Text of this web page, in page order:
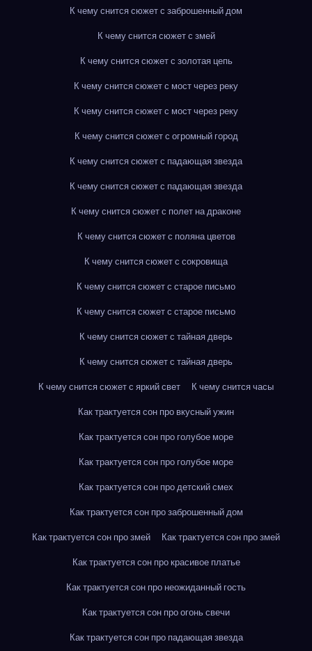
К чему снится сюжет с заброшенный дом
К чему снится сюжет с змей
К чему снится сюжет с золотая цепь
К чему снится сюжет с мост через реку
К чему снится сюжет с мост через реку
К чему снится сюжет с огромный город
К чему снится сюжет с падающая звезда
К чему снится сюжет с падающая звезда
К чему снится сюжет с полет на драконе
К чему снится сюжет с поляна цветов
К чему снится сюжет с сокровища
К чему снится сюжет с старое письмо
К чему снится сюжет с старое письмо
К чему снится сюжет с тайная дверь
К чему снится сюжет с тайная дверь
К чему снится сюжет с яркий свет
К чему снится часы
Как трактуется сон про вкусный ужин
Как трактуется сон про голубое море
Как трактуется сон про голубое море
Как трактуется сон про детский смех
Как трактуется сон про заброшенный дом
Как трактуется сон про змей
Как трактуется сон про змей
Как трактуется сон про красивое платье
Как трактуется сон про неожиданный гость
Как трактуется сон про огонь свечи
Как трактуется сон про падающая звезда